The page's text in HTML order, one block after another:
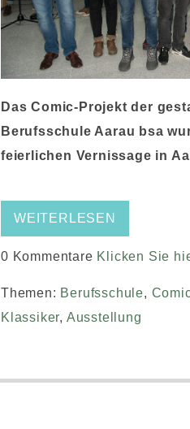
Das Comic-Projekt der
Berufsschule Aarau bsa
feierlichen Vernissage in
WEITERLESEN
0 Kommentare Klicken Sie
Themen: Berufsschule,
Klassiker, Ausstellung